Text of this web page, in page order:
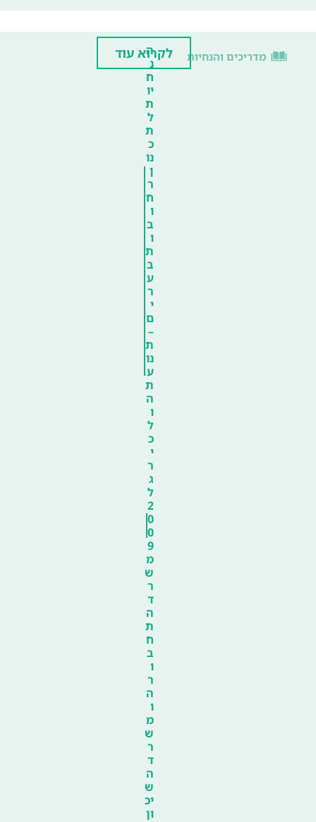
מדריכים והנחיות
ה
נ
ח
יו
ת
ל
ת
כ
נו
ן
ר
ח
ו
ב
ו
ת
ב
ע
ר
י
ם
–
ת
נו
ע
ת
ה
ו
ל
כ
י
ר
ג
ל
2
0
0
9
מ
ש
ר
ד
ה
ת
ח
ב
ו
ר
ה
ו
מ
ש
ר
ד
ה
ש
יכ
ון
לקרוא עוד